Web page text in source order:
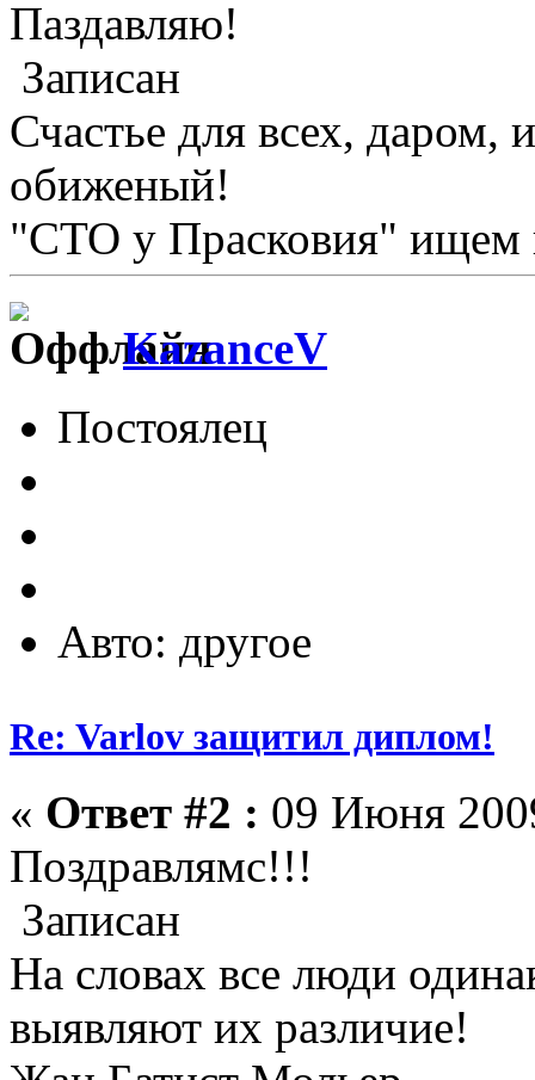
Паздавляю!
Записан
Счастье для всех, даром,
обиженый!
"СТО у Прасковия" ищем
KazanceV
Постоялец
Авто: другое
Re: Varlov защитил диплом!
« Ответ #2 : 09 Июня
Поздравлямс!!!
Записан
На словах все люди
выявляют их различие!